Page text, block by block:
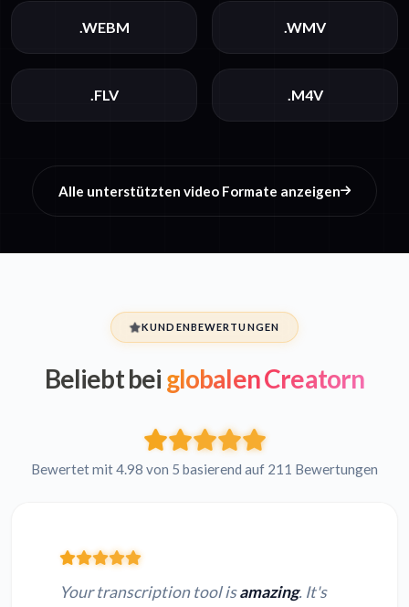
.WEBM .WMV
.FLV .M4V
Alle unterstützten video Formate anzeigen
KUNDENBEWERTUNGEN
Beliebt bei globalen Creatorn
Bewertet mit 4.98 von 5 basierend auf 211 Bewertungen
Your transcription tool isamazing. It's